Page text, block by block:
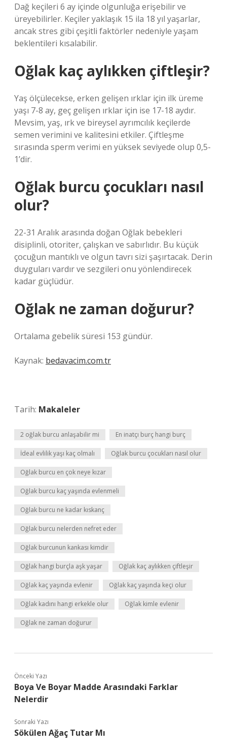
Dağ keçileri 6 ay içinde olgunluğa erişebilir ve
üreyebilirler. Keçiler yaklaşık 15 ila 18 yıl yaşarlar,
ancak stres gibi çeşitli faktörler nedeniyle yaşam
beklentileri kısalabilir.
Oğlak kaç aylıkken çiftleşir?
Yaş ölçülecekse, erken gelişen ırklar için ilk üreme
yaşı 7-8 ay, geç gelişen ırklar için ise 17-18 aydır.
Mevsim, yaş, ırk ve bireysel ayrımcılık keçilerde
semen verimini ve kalitesini etkiler. Çiftleşme
sırasında sperm verimi en yüksek seviyede olup 0,5-
1’dir.
Oğlak burcu çocukları nasıl
olur?
22-31 Aralık arasında doğan Oğlak bebekleri
disiplinli, otoriter, çalışkan ve sabırlıdır. Bu küçük
çocuğun mantıklı ve olgun tavrı sizi şaşırtacak. Derin
duyguları vardır ve sezgileri onu yönlendirecek
kadar güçlüdür.
Oğlak ne zaman doğurur?
Ortalama gebelik süresi 153 gündür.
Kaynak: bedavacim.com.tr
Tarih: Makaleler
2 oğlak burcu anlaşabilir mi En inatçı burç hangi burç
İdeal evlilik yaşı kaç olmalı Oğlak burcu çocukları nasıl olur
Oğlak burcu en çok neye kızar
Oğlak burcu kaç yaşında evlenmeli
Oğlak burcu ne kadar kıskanç
Oğlak burcu nelerden nefret eder
Oğlak burcunun kankası kimdir
Oğlak hangi burçla aşk yaşar Oğlak kaç aylıkken çiftleşir
Oğlak kaç yaşında evlenir Oğlak kaç yaşında keçi olur
Oğlak kadını hangi erkekle olur Oğlak kimle evlenir
Oğlak ne zaman doğurur
Önceki Yazı
Boya Ve Boyar Madde Arasındaki Farklar
Nelerdir
Sonraki Yazı
Sökülen Ağaç Tutar Mı